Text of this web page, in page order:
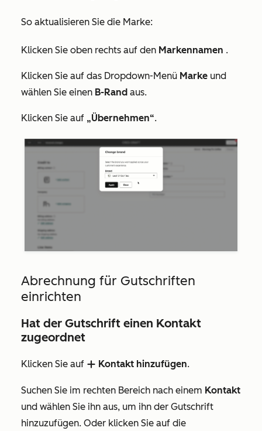
So aktualisieren Sie die Marke:
Klicken Sie oben rechts auf den Markennamen .
Klicken Sie auf das Dropdown-Menü Marke und
wählen Sie einen B-Rand aus.
Klicken Sie auf „Übernehmen“.
Abrechnung für Gutschriften
einrichten
Hat der Gutschrift einen Kontakt
zugeordnet
Klicken Sie auf add Kontakt hinzufügen.
Suchen Sie im rechten Bereich nach einem Kontakt
und wählen Sie ihn aus, um ihn der Gutschrift
hinzuzufügen. Oder klicken Sie auf die